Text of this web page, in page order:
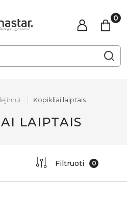
Kopikliai laiptais
LAIPTAIS
Filtruoti